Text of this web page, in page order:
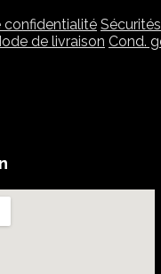
confidentialité
de livraison Cond.